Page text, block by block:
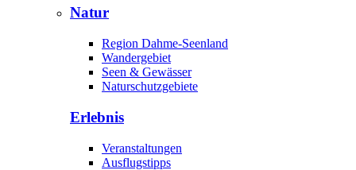
Natur
Region Dahme-Seenland
Wandergebiet
Seen & Gewässer
Naturschutzgebiete
Erlebnis
Veranstaltungen
Ausflugstipps